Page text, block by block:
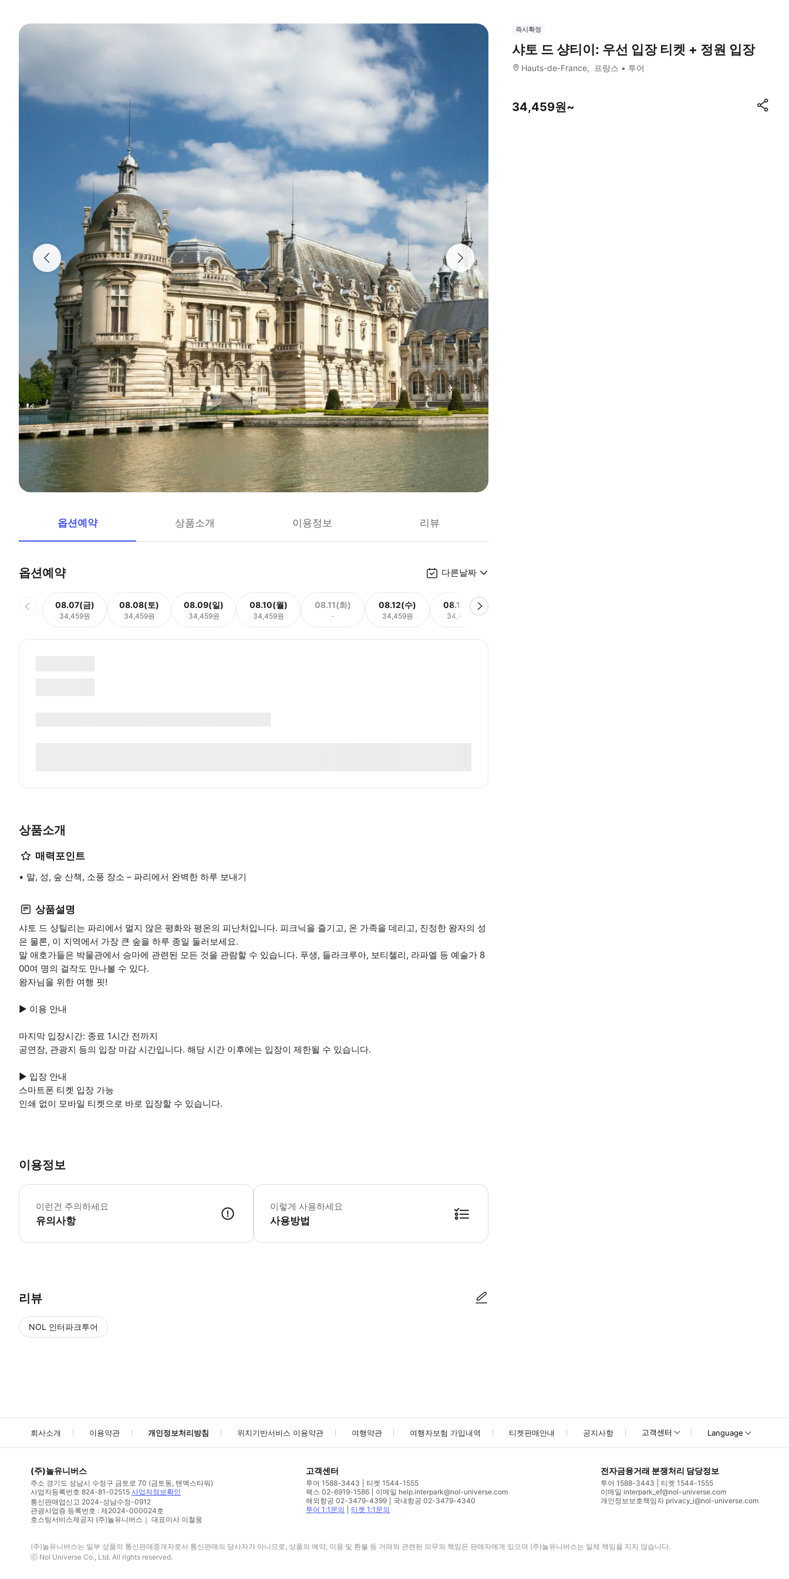
옵션예약 상품소개 이용정보 리뷰
옵션예약 다른날짜
08.07(금)
34,459원
08.08(토)
34,459원
08.09(일)
34,459원
08.10(월)
34,459원
08.11(화)
-
08.12(수)
34,459원
08.13(목)
34,459원
상품소개
매력포인트
말, 성, 숲 산책, 소풍 장소 – 파리에서 완벽한 하루 보내기
상품설명
샤토 드 샹틸리는 파리에서 멀지 않은 평화와 평온의 피난처입니다. 피크닉을 즐기고, 온 가족을 데리고, 진정한 왕자의 성
은 물론, 이 지역에서 가장 큰 숲을 하루 종일 둘러보세요.
말 애호가들은 박물관에서 승마에 관련된 모든 것을 관람할 수 있습니다. 푸생, 들라크루아, 보티첼리, 라파엘 등 예술가 8
00여 명의 걸작도 만나볼 수 있다.
왕자님을 위한 여행 핏!
▶ 이용 안내
마지막 입장시간: 종료 1시간 전까지
공연장, 관광지 등의 입장 마감 시간입니다. 해당 시간 이후에는 입장이 제한될 수 있습니다.
▶ 입장 안내
스마트폰 티켓 입장 가능
인쇄 없이 모바일 티켓으로 바로 입장할 수 있습니다.
이용정보
이런건 주의하세요
유의사항
▶ 꼭 알아두세요 성수기 (4월 ~ 10월) 에는 20:00 에, 비수기 (11월 ~ 3월) 에는 18:00 에 정원이 문을 닫습니다. 만 7세 이하 어린이는 티켓 없이 무료로 입
이렇게 사용하세요
사용방법
리뷰
NOL 인터파크투어
즉시확정
샤토 드 샹티이: 우선 입장 티켓 + 정원 입장
Hauts-de-France 프랑스 투어
34,459원~
회사소개 이용약관 개인정보처리방침 위치기반서비스 이용약관 여행약관 여행자보험 가입내역 티켓판매안내 공지사항 고객센터 Language
(주)놀유니버스
주소 경기도 성남시 수정구 금토로 70 (금토동, 텐엑스타워)
사업자등록번호 824-81-02515 사업자정보확인
통신판매업신고 2024-성남수정-0912
관광사업증 등록번호 : 제2024-000024호
호스팅서비스제공자 (주)놀유니버스｜ 대표이사 이철웅
고객센터
투어 1588-3443
티켓 1544-1555
팩스 02-6919-1586
이메일 help.interpark@nol-universe.com
해외항공 02-3479-4399
국내항공 02-3479-4340
투어 1:1문의
티켓 1:1문의
전자금융거래 분쟁처리 담당정보
투어 1588-3443
티켓 1544-1555
이메일 interpark_ef@nol-universe.com
개인정보보호책임자 privacy_i@nol-universe.com
(주)놀유니버스는 일부 상품의 통신판매중개자로서 통신판매의 당사자가 아니므로, 상품의 예약, 이용 및 환불 등 거래와 관련된 의무와 책임은 판매자에게 있으며 (주)놀유니버스는 일체 책임을 지지 않습니다.
ⓒ Nol Universe Co., Ltd. All rights reserved.